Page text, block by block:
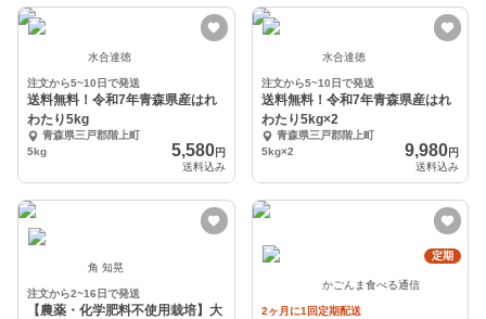
水合達徳
注文から5~10日で発送
送料無料！令和7年青森県産はれ
わたり5kg
青森県三戸郡階上町
5kg
5,580円
送料込み
水合達徳
注文から5~10日で発送
送料無料！令和7年青森県産はれ
わたり5kg×2
青森県三戸郡階上町
5kg×2
9,980円
送料込み
角 知晃
注文から2~16日で発送
【農薬・化学肥料不使用栽培】大
定期
かごんま食べる通信
2ヶ月に1回定期配送